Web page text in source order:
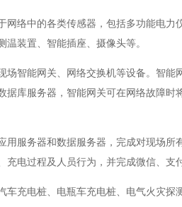
网络中的各类传感器，包括多功能电
温装置、智能插座、摄像头等。
场智能网关、网络交换机等设备。智
据库服务器，智能网关可在网络故障
用服务器和数据服务器，完成对现场所
充电过程及人员行为，并完成微信、支
车充电桩、电瓶车充电桩、电气火灾探